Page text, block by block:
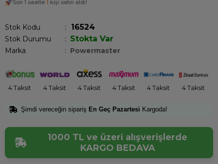
Son 1 saatte 1 kişi satın aldı!
Stok Kodu 16524
Stok Durumu : Stokta Var
Marka : Powermaster
4 Taksit 4 Taksit 4 Taksit 4 Taksit 4 Taksit 4 Taksit
Şimdi vereceğin sipariş En Geç Pazartesi Kargoda!
1000 TL ve üzeri alışverişlerde
KARGO BEDAVA